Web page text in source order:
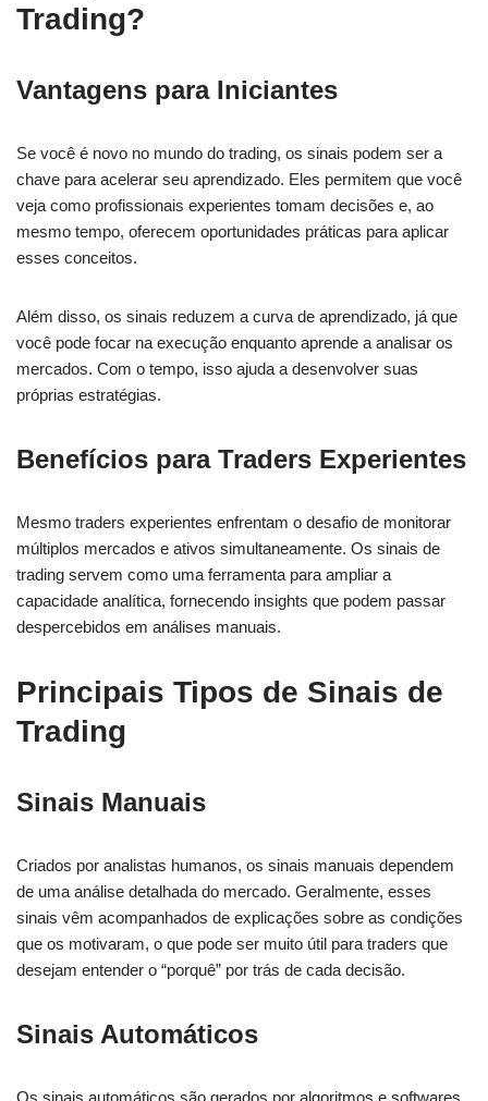
Trading?
Vantagens para Iniciantes
Se você é novo no mundo do trading, os sinais podem ser a
chave para acelerar seu aprendizado. Eles permitem que você
veja como profissionais experientes tomam decisões e, ao
mesmo tempo, oferecem oportunidades práticas para aplicar
esses conceitos.
Além disso, os sinais reduzem a curva de aprendizado, já que
você pode focar na execução enquanto aprende a analisar os
mercados. Com o tempo, isso ajuda a desenvolver suas
próprias estratégias.
Benefícios para Traders Experientes
Mesmo traders experientes enfrentam o desafio de monitorar
múltiplos mercados e ativos simultaneamente. Os sinais de
trading servem como uma ferramenta para ampliar a
capacidade analítica, fornecendo insights que podem passar
despercebidos em análises manuais.
Principais Tipos de Sinais de
Trading
Sinais Manuais
Criados por analistas humanos, os sinais manuais dependem
de uma análise detalhada do mercado. Geralmente, esses
sinais vêm acompanhados de explicações sobre as condições
que os motivaram, o que pode ser muito útil para traders que
desejam entender o “porquê” por trás de cada decisão.
Sinais Automáticos
Os sinais automáticos são gerados por algoritmos e softwares.